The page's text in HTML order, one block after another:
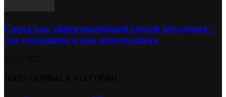
Сауна как эффективнейший способ похудения –
что учитывать и как использовать